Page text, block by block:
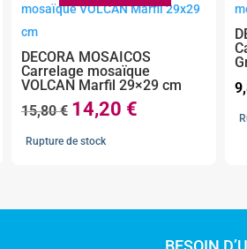
DECORA MOSAICOS
Carrelage mosaïque
VOLCAN Marfil 29×29 cm
15,80€ Le
prix
14,20 €
Rupture de stock